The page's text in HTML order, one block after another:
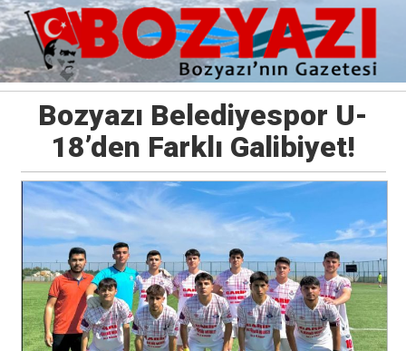
Bozyazı Belediyespor U-
18’den Farklı Galibiyet!